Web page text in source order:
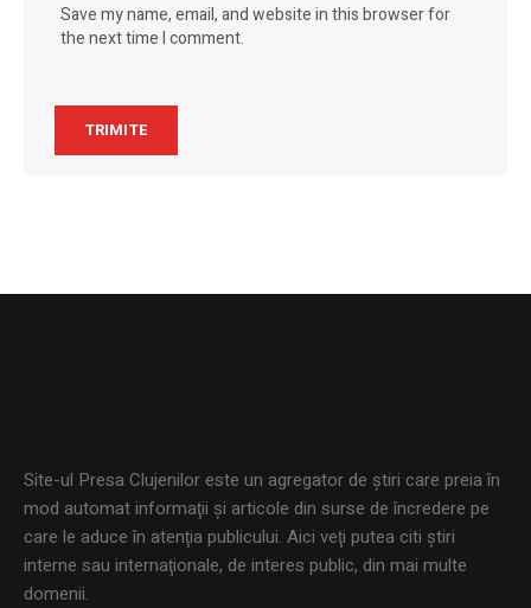
Save my name, email, and website in this browser for
the next time I comment.
Site-ul Presa Clujenilor este un agregator de ştiri care preia în
mod automat informaţii şi articole din surse de încredere pe
care le aduce în atenţia publicului. Aici veţi putea citi ştiri
interne sau internaţionale, de interes public, din mai multe
domenii.